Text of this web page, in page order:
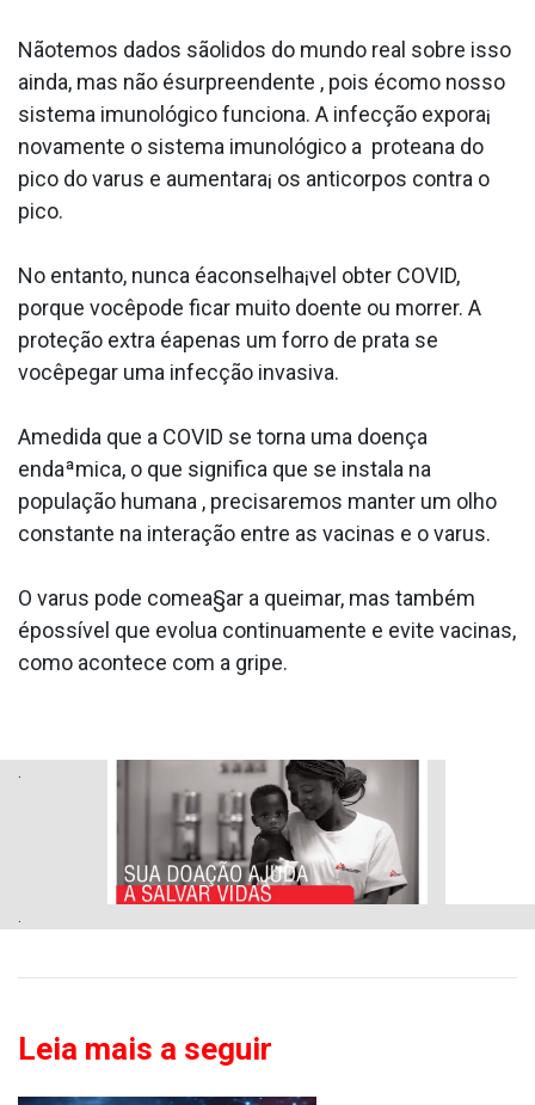
Nãotemos dados sãolidos do mundo real sobre isso
ainda, mas não ésurpreendente , pois écomo nosso
sistema imunológico funciona. A infecção expora¡
novamente o sistema imunológico a protea­na do
pico do va­rus e aumentara¡ os anticorpos contra o
pico.
No entanto, nunca éaconselha¡vel obter COVID,
porque vocêpode ficar muito doente ou morrer. A
proteção extra éapenas um forro de prata se
vocêpegar uma infecção invasiva.
Amedida que a COVID se torna uma doença
endaªmica, o que significa que se instala na
população humana , precisaremos manter um olho
constante na interação entre as vacinas e o va­rus.
O va­rus pode comea§ar a queimar, mas também
épossí­vel que evolua continuamente e evite vacinas,
como acontece com a gripe.
Leia mais a seguir